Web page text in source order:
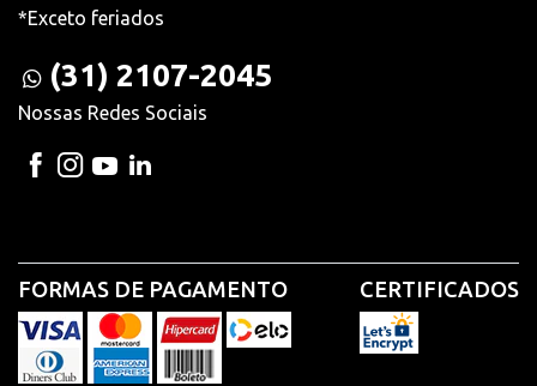
*Exceto feriados
(31) 2107-2045
Nossas Redes Sociais
FORMAS DE PAGAMENTO CERTIFICADOS